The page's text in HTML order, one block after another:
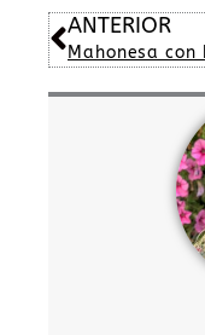
Ant
ANTERIOR